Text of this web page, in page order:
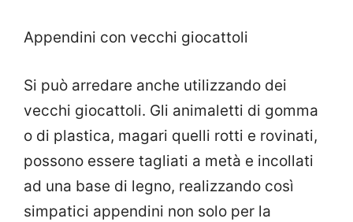
Appendini con vecchi giocattoli
Si può arredare anche utilizzando dei
vecchi giocattoli. Gli animaletti di gomma
o di plastica, magari quelli rotti e rovinati,
possono essere tagliati a metà e incollati
ad una base di legno, realizzando così
simpatici appendini non solo per la